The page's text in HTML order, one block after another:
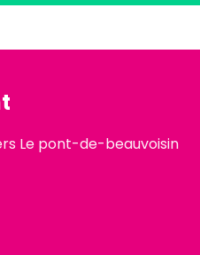
Le pont-de-beauvoisin